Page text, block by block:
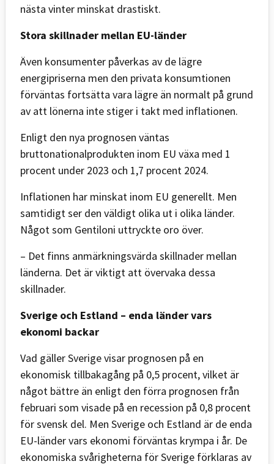
nästa vinter minskat drastiskt.
Stora skillnader mellan EU-länder
Även konsumenter påverkas av de lägre
energipriserna men den privata konsumtionen
förväntas fortsätta vara lägre än normalt på grund
av att lönerna inte stiger i takt med inflationen.
Enligt den nya prognosen väntas
bruttonationalprodukten inom EU växa med 1
procent under 2023 och 1,7 procent 2024.
Inflationen har minskat inom EU generellt. Men
samtidigt ser den väldigt olika ut i olika länder.
Något som Gentiloni uttryckte oro över.
– Det finns anmärkningsvärda skillnader mellan
länderna. Det är viktigt att övervaka dessa
skillnader.
Sverige och Estland – enda länder vars
ekonomi backar
Vad gäller Sverige visar prognosen på en
ekonomisk tillbakagång på 0,5 procent, vilket är
något bättre än enligt den förra prognosen från
februari som visade på en recession på 0,8 procent
för svensk del. Men Sverige och Estland är de enda
EU-länder vars ekonomi förväntas krympa i år. De
ekonomiska svårigheterna för Sverige förklaras av